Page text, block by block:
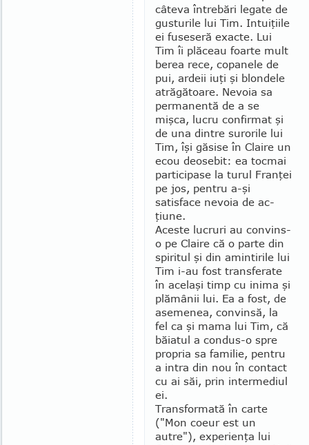
câteva în­tre­bări legate de
gusturile lui Tim. In­tui­ţiile
ei fuseseră exacte. Lui
Tim îi plă­ceau foarte mult
berea rece, copanele de
pui, ardeii iuţi şi blondele
atrăgătoare. Nevoia sa
permanentă de a se
mişca, lu­cru confirmat şi
de una dintre surorile lui
Tim, îşi găsise în Claire un
ecou deo­sebit: ea tocmai
participase la turul Fran­ţei
pe jos, pentru a-şi
satisface nevoia de ac­
ţiune.
Aceste lucruri au convins-
o pe Claire că o parte din
spiritul şi din amintirile lui
Tim i-au fost transferate
în acelaşi timp cu inima şi
plămânii lui. Ea a fost, de
asemenea, convinsă, la
fel ca şi ma­ma lui Tim, că
băiatul a condus-o spre
pro­pria sa familie, pentru
a intra din nou în contact
cu ai săi, prin intermediul
ei.
Transformată în carte
("Mon coeur est un
autre"), experienţa lui